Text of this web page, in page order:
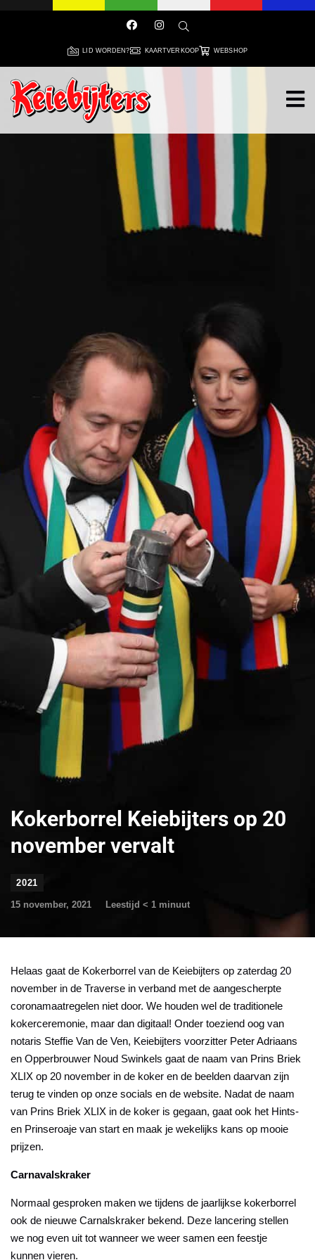
LID WORDEN? KAARTVERKOOP WEBSHOP
Kokerborrel Keiebijters op 20
november vervalt
2021
15 november, 2021 Leestijd < 1 minuut
Helaas gaat de Kokerborrel van de Keiebijters op zaterdag 20
november in de Traverse in verband met de aangescherpte
coronamaatregelen niet door. We houden wel de traditionele
kokerceremonie, maar dan digitaal! Onder toeziend oog van
notaris Steffie Van de Ven, Keiebijters voorzitter Peter Adriaans
en Opperbrouwer Noud Swinkels gaat de naam van Prins Briek
XLIX op 20 november in de koker en de beelden daarvan zijn
terug te vinden op onze socials en de website. Nadat de naam
van Prins Briek XLIX in de koker is gegaan, gaat ook het Hints-
en Prinseroaje van start en maak je wekelijks kans op mooie
prijzen.
Carnavalskraker
Normaal gesproken maken we tijdens de jaarlijkse kokerborrel
ook de nieuwe Carnalskraker bekend. Deze lancering stellen
we nog even uit tot wanneer we weer samen een feestje
kunnen vieren.